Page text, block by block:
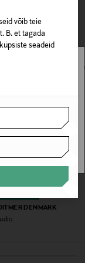
võib teie
B. et tagada
seadeid
ärge
DENMARK